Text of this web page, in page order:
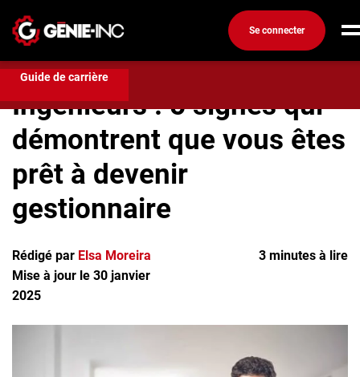
Se connecter
Connexion
Créez un compte
Emplois
Recherchez un emploi
Compagnies
Ma boîte à outils
Conseils carrière
Métiers
Inscrivez-vous à l'infolettre
Guide de carrière
Développement de Carrière
Ingénieurs : 5 signes qui
démontrent que vous êtes prêt à devenir gestionnaire
Ingénieurs : 5 signes qui
démontrent que vous êtes
prêt à devenir
gestionnaire
Rédigé par Elsa Moreira
Mise à jour le 30 janvier
2025
3 minutes à lire